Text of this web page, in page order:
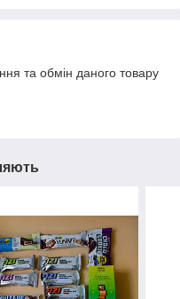
та обмін даного товару